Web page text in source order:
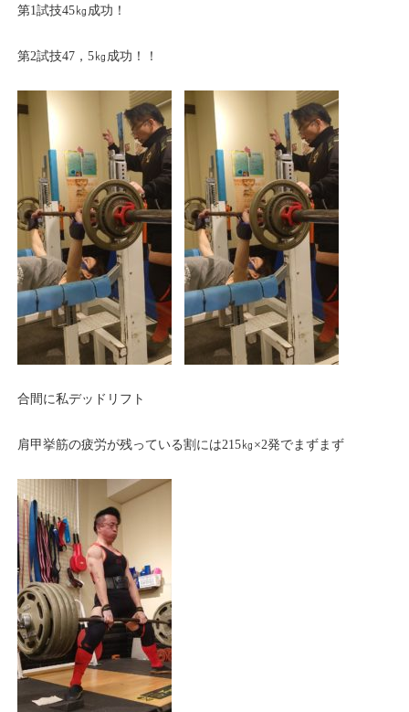
第1試技45㎏成功！
第2試技47，5㎏成功！！
合間に私デッドリフト
肩甲挙筋の疲労が残っている割には215㎏×2発でまずまず